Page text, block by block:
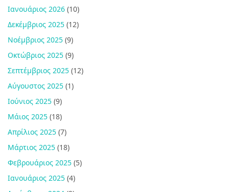
Ιανουάριος 2026 (10)
Δεκέμβριος 2025 (12)
Νοέμβριος 2025 (9)
Οκτώβριος 2025 (9)
Σεπτέμβριος 2025 (12)
Αύγουστος 2025 (1)
Ιούνιος 2025 (9)
Μάιος 2025 (18)
Απρίλιος 2025 (7)
Μάρτιος 2025 (18)
Φεβρουάριος 2025 (5)
Ιανουάριος 2025 (4)